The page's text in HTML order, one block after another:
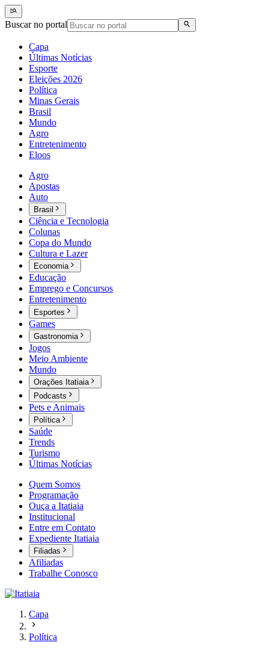
Buscar no portal
Capa
Últimas Notícias
Esporte
Eleições 2026
Política
Minas Gerais
Brasil
Mundo
Agro
Entretenimento
Eloos
Agro
Apostas
Auto
Brasil
Ciência e Tecnologia
Colunas
Copa do Mundo
Cultura e Lazer
Economia
Educação
Emprego e Concursos
Entretenimento
Esportes
Games
Gastronomia
Jogos
Meio Ambiente
Mundo
Orações Itatiaia
Podcasts
Pets e Animais
Política
Saúde
Trends
Turismo
Últimas Notícias
Quem Somos
Programação
Ouça a Itatiaia
Institucional
Entre em Contato
Expediente Itatiaia
Filiadas
Afiliadas
Trabalhe Conosco
Capa
Política